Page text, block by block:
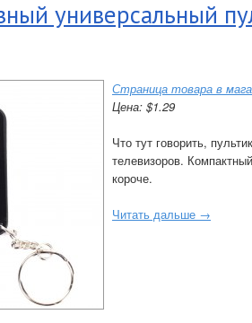
универсальный
Страница товара в
Цена: $1.29
Что тут говорить,
телевизоров.
короче.
Читать дальше →